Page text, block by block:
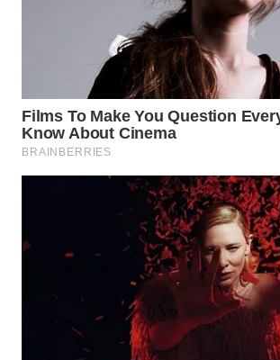
WAHANANEWS
ID
WAHANANEWS
NET
SPORT